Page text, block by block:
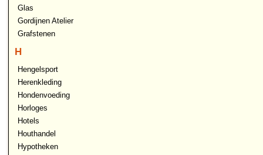
Glas
Gordijnen Atelier
Grafstenen
H
Hengelsport
Herenkleding
Hondenvoeding
Horloges
Hotels
Houthandel
Hypotheken